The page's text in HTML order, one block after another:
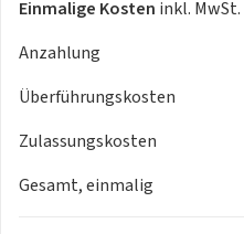
Einmalige Kosten inkl. MwSt.
Anzahlung
Überführungskosten
Zulassungskosten
Gesamt, einmalig